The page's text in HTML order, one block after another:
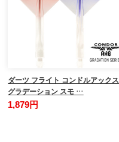
ダーツ フライト コンドルアックス
グラデーション スモ …
1,879円